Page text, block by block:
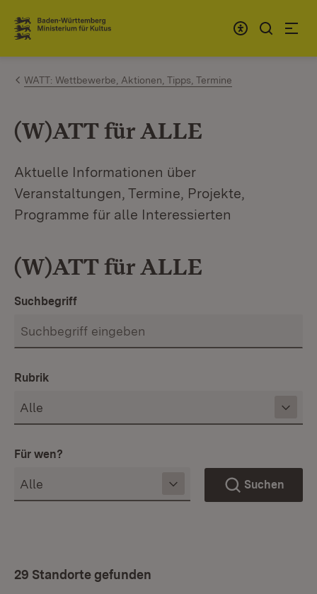
Zum Inhalt springen
Link zur Startseite
WATT: Wettbewerbe, Aktionen, Tipps, Termine
(W)ATT für ALLE
Aktuelle Informationen über
Veranstaltungen, Termine, Projekte,
Programme für alle Interessierten
(W)ATT für ALLE
Suchbegriff
Rubrik
Für wen?
Suchen
29 Standorte gefunden